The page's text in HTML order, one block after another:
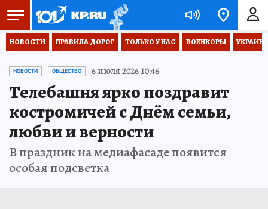
НОВОСТИ ПРАВИЛА ДОРОГ ТОЛЬКО У НАС ВОЕНКОРЫ
НОВОСТИ ОБЩЕСТВО 6 июля 2026 10:46
Телебашня ярко поздравит
костромичей с Днём семьи,
любви и верности
В праздник на медиафасаде появится
особая подсветка